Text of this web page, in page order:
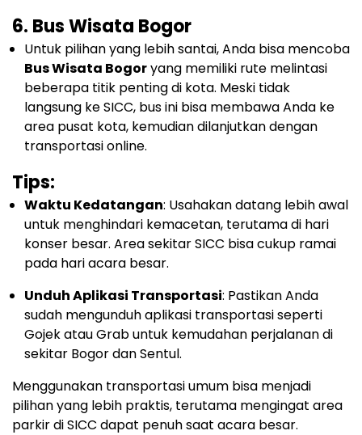
6. Bus Wisata Bogor
Untuk pilihan yang lebih santai, Anda bisa mencoba
Bus Wisata Bogoryang memiliki rute melintasi
beberapa titik penting di kota. Meski tidak
langsung ke SICC, bus ini bisa membawa Anda ke
area pusat kota, kemudian dilanjutkan dengan
transportasi online.
Tips:
Waktu Kedatangan: Usahakan datang lebih awal
untuk menghindari kemacetan, terutama di hari
konser besar. Area sekitar SICC bisa cukup ramai
pada hari acara besar.
Unduh Aplikasi Transportasi: Pastikan Anda
sudah mengunduh aplikasi transportasi seperti
Gojek atau Grab untuk kemudahan perjalanan di
sekitar Bogor dan Sentul.
Menggunakan transportasi umum bisa menjadi
pilihan yang lebih praktis, terutama mengingat area
parkir di SICC dapat penuh saat acara besar.